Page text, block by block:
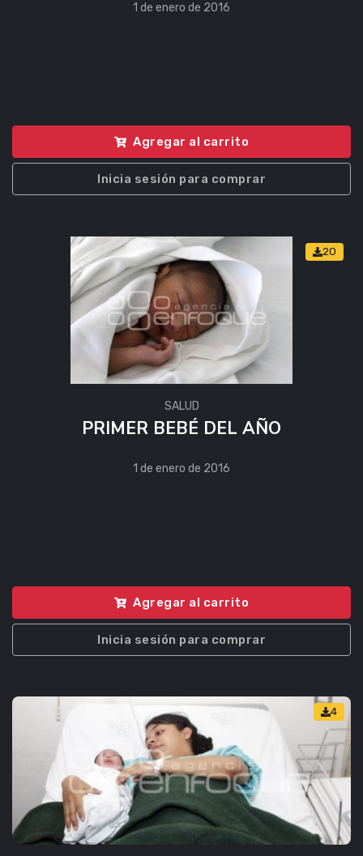
1 de enero de 2016
Agregar al carrito
Inicia sesión para comprar
20
SALUD
PRIMER BEBÉ DEL AÑO
1 de enero de 2016
Agregar al carrito
Inicia sesión para comprar
4